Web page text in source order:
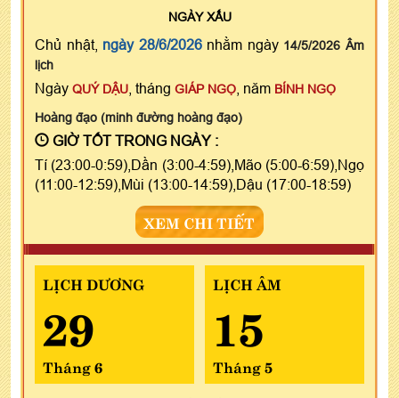
NGÀYXẤU
Chủ nhật, ngày 28/6/2026nhằm ngày 14/5/2026 Âm
lịch
Ngày QUÝ DẬU , tháng GIÁP NGỌ , năm BÍNH NGỌ
Hoàng đạo (minh đường hoàng đạo)
GIỜ TỐT TRONG NGÀY :
Tí (23:00-0:59),Dần (3:00-4:59),Mão (5:00-6:59),Ngọ
(11:00-12:59),Mùi (13:00-14:59),Dậu (17:00-18:59)
XEM CHI TIẾT
LỊCH DƯƠNG
29
Tháng 6
LỊCH ÂM
15
Tháng 5